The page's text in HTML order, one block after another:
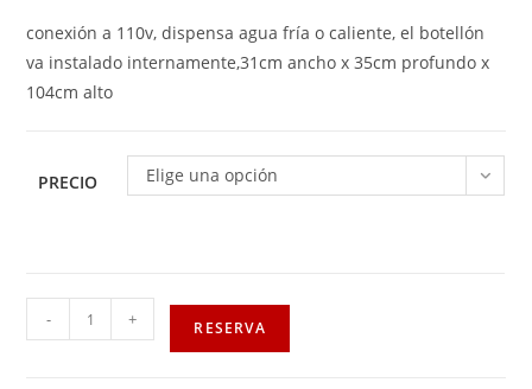
conexión a 110v, dispensa agua fría o caliente, el botellón
va instalado internamente,31cm ancho x 35cm profundo x
104cm alto
PRECIO Elige una opción
- + RESERVA